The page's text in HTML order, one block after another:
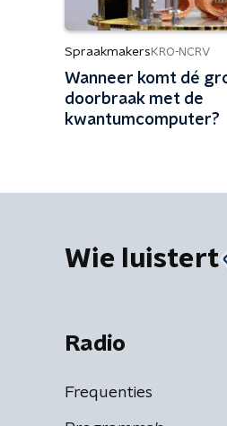
Spraakmakers KRO-NCRV
Wanneer komt dé
doorbraak met de
kwantumcomputer?
Wie luistert
Radio
Frequenties